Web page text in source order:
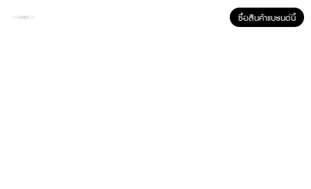
● LM1002-01 Pink
ซื้อสินค้าแบรนด์นี้